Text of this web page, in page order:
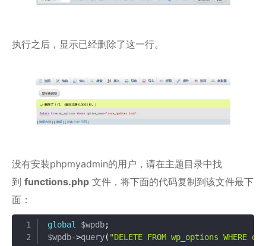
执行之后，显示已经删除了这一行。
没有安装phpmyadmin的用户，请在主题目录中找
到 functions.php 文件，将下面的代码复制到该文件最下
面：
global $wpdb;
$wpdb->query( "DELETE FROM wp_options